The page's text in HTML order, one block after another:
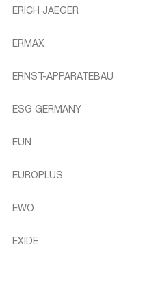
ERICH JAEGER
ERMAX
ERNST-APPARATEBAU
ESG GERMANY
EUN
EUROPLUS
EWO
EXIDE